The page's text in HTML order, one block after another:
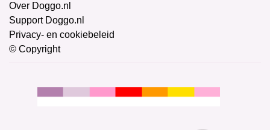
Over Doggo.nl
Support Doggo.nl
Privacy- en cookiebeleid
© Copyright